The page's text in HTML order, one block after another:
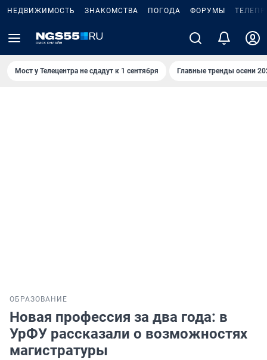
НЕДВИЖИМОСТЬ ЗНАКОМСТВА ПОГОДА ФОРУМЫ
Мост у Телецентра не сдадут к 1 сентября Главные тренды осени
ОБРАЗОВАНИЕ
Новая профессия за два года: в
УрФУ рассказали о возможностях
магистратуры